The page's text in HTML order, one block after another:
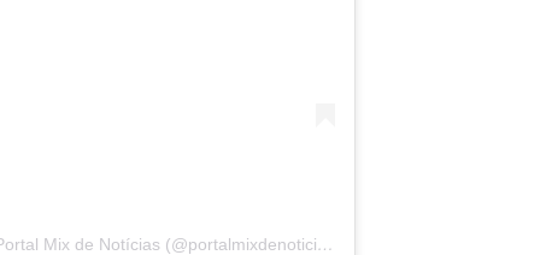
Uma publicação compartilhada por Portal Mix de Notícias (@portalmixdenoticias)